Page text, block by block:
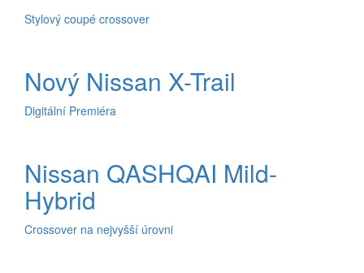
Stylový coupé crossover
Nový Nissan X-Trail
Digitální Premiéra
Nissan QASHQAI Mild-
Hybrid
Crossover na nejvyšší úrovni